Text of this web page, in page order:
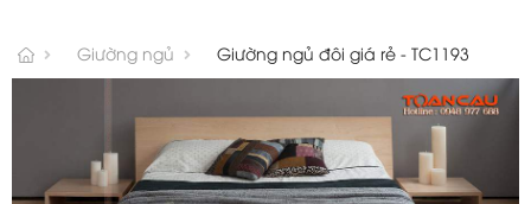
Giường ngủ Giường ngủ đôi giá rẻ - TC1193